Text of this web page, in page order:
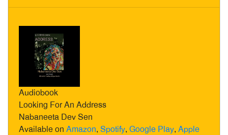
Audiobook
Looking For An Address
Nabaneeta Dev Sen
Available on Amazon, Spotify, Google Play, Apple